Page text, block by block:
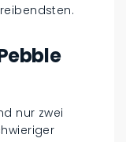
nur zwei